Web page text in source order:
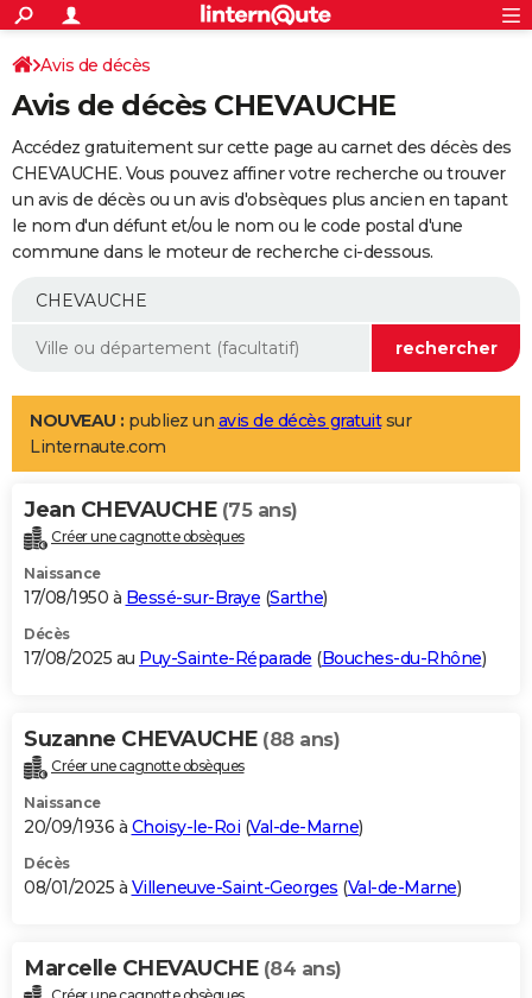
ACTUALITÉS
Politique
Société
Faits Divers
Education
Monde
Villes
+
SPORT
Coupe du monde 2026
Football
Tennis
Cyclisme
Rugby
Forum
Programme TV
TNT
Streaming
Cinéma
Sorties cinéma
Musique
+
FINANCE
Impôts
Immobilier
Risques naturels par ville
Banque
Assurance
Crédit
AUTO
Essais
Réserver un essai
Citadines
Berlines
SUV
Forum auto
+
Mobiles
Meilleur smartphone
Internet
Ordinateurs
Jeux vidéo
Guide high-tech
Aménagement intérieur
LIFESTYLE
Art de vivre
Bien-être
Loisirs
Mode
Modes de vie
Alimentation
Guide de la santé
Maladies
Médicaments
Sommeil
VOYAGE
Destinations
City break
Voyage nature
Voyage de noces
Forum
Climat
+PHOTO
GUIDES D'ACHAT
BONS PLANS
Carte de Noël
Carte Bonne année
Carte Saint-Valentin
Carte Pâques
Carte d'anniversaire
DICTIONNAIRE
Dictionnaire
Biographies
Citations
Expressions
Proverbes
PROGRAMME TV
S'inscrire
Se connecter
Lycées
Collèges
Primaires
Universités
Entreprises
Service militaire
Avis de recherche
AVIS DE DÉCÈS
Bricolage
Lifestyle
Culture
Sport
Auto
Television
Voyage
Cinema
Avis de décès
Avis de décès CHEVAUCHE
Accédez gratuitement sur cette page au carnet des décès des
CHEVAUCHE. Vous pouvez affiner votre recherche ou trouver
un avis de décès ou un avis d'obsèques plus ancien en tapant
le nom d'un défunt et/ou le nom ou le code postal d'une
commune dans le moteur de recherche ci-dessous.
NOUVEAU : publiez un avis de décès gratuitsur
Linternaute.com
Jean CHEVAUCHE (75 ans)
Créer une cagnotte obsèques
Naissance
17/08/1950 à Bessé-sur-Braye (Sarthe)
Décès
17/08/2025 au Puy-Sainte-Réparade (Bouches-du-Rhône)
Suzanne CHEVAUCHE (88 ans)
Créer une cagnotte obsèques
Naissance
20/09/1936 à Choisy-le-Roi (Val-de-Marne)
Décès
08/01/2025 à Villeneuve-Saint-Georges (Val-de-Marne)
Marcelle CHEVAUCHE (84 ans)